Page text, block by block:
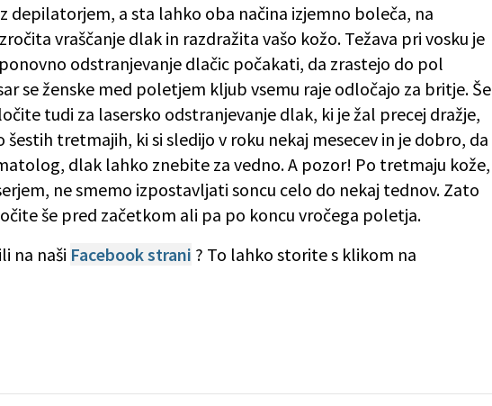
depilatorjem, a sta lahko oba načina izjemno boleča, na
vraščanje dlak in razdražita vašo kožo. Težava pri vosku je
odstranjevanje dlačic počakati, da zrastejo do pol
se ženske med poletjem kljub vsemu raje odločajo za britje. Še
tudi za lasersko odstranjevanje dlak, ki je žal precej dražje,
tretmajih, ki si sledijo v roku nekaj mesecev in je dobro, da
dlak lahko znebite za vedno. A pozor! Po tretmaju kože,
ne smemo izpostavljati soncu celo do nekaj tednov. Zato
še pred začetkom ali pa po koncu vročega poletja.
na naši Facebook strani ? To lahko storite s klikom na